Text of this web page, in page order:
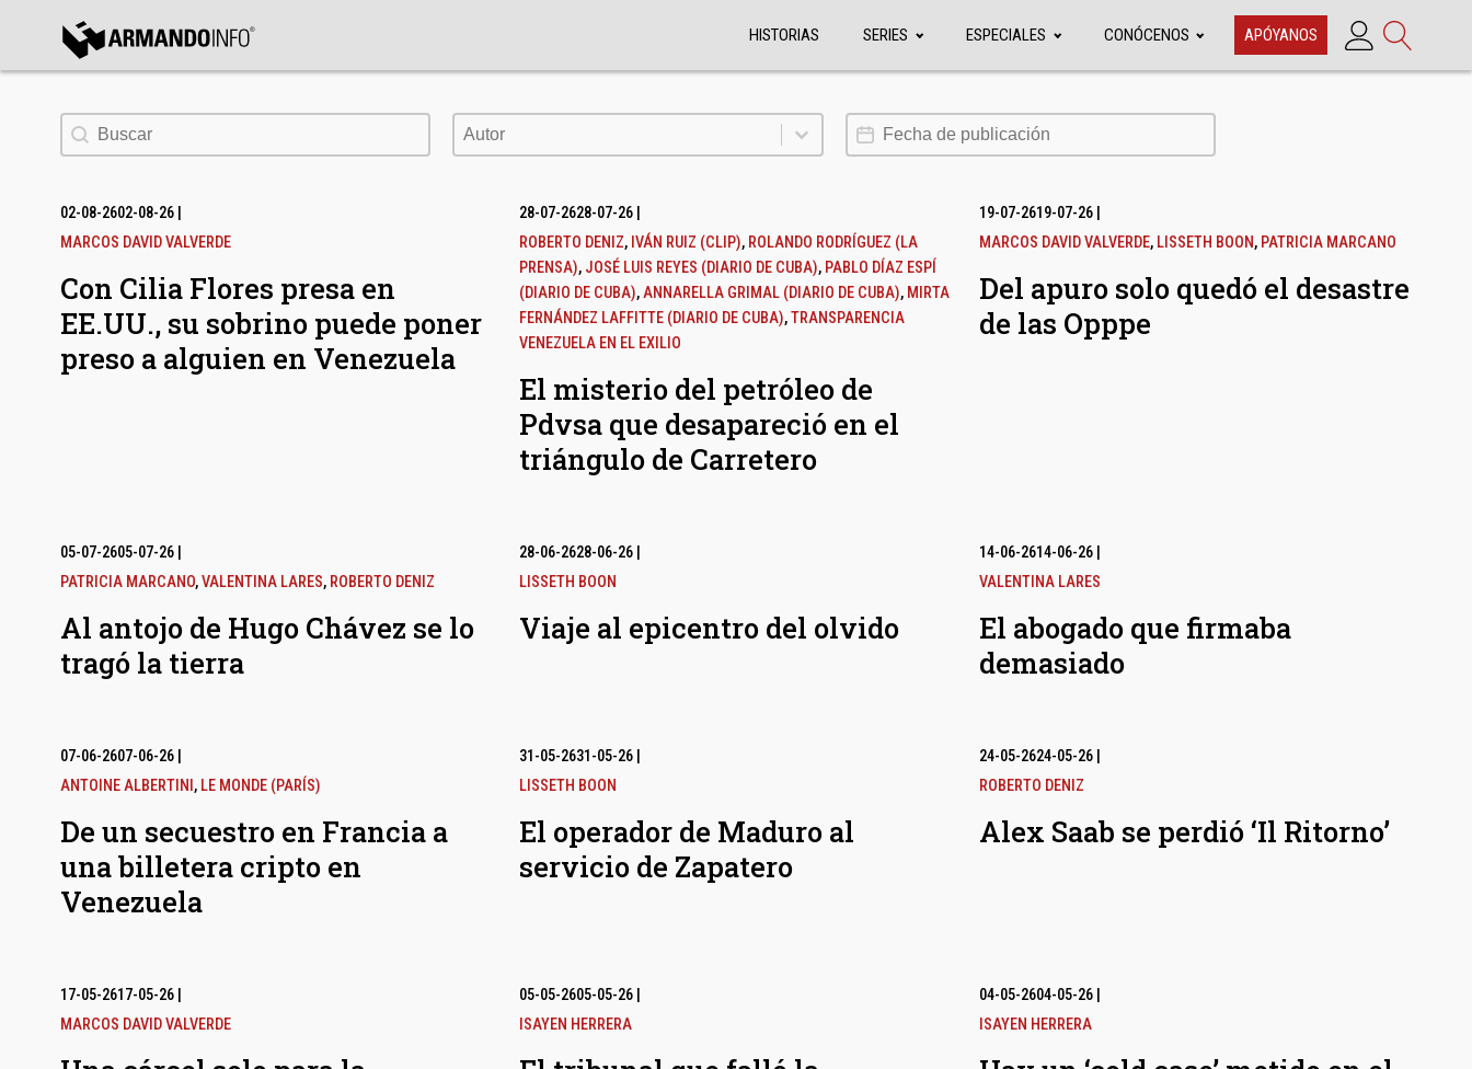
HISTORIAS SERIES ESPECIALES CONÓCENOS APÓYANOS
Buscar Autor
Autor Fecha de publicación
02-08-2602-08-26|
MARCOS DAVID VALVERDE
Con Cilia Flores presa en
EE.UU., su sobrino puede poner
preso a alguien en Venezuela
28-07-2628-07-26
ROBERTO DENIZ, IVÁN RUIZ (CLIP), ROLANDO RODRÍGUEZ (LA
PRENSA), JOSÉ LUIS REYES (DIARIO DE CUBA), PABLO DÍAZ ESPÍ
(DIARIO DE CUBA),ANNARELLA GRIMAL (DIARIO DE CUBA), MIRTA
FERNÁNDEZ LAFFITTE (DIARIO DE CUBA),TRANSPARENCIA
VENEZUELA EN EL EXILIO
El misterio del petróleo de
Pdvsa que desapareció en el
triángulo de Carretero
19-07-2619-07-26|
MARCOS DAVID VALVERDE, LISSETH BOON, PATRICIA MARCANO
Del apuro solo quedó el desastre
de las Opppe
05-07-2605-07-26|
PATRICIA MARCANO,VALENTINA LARES, ROBERTO DENIZ
Al antojo de Hugo Chávez se lo
tragó la tierra
28-06-2628-06-26
LISSETH BOON
Viaje al epicentro del olvido
14-06-2614-06-26|
VALENTINA LARES
El abogado que firmaba
demasiado
07-06-2607-06-26|
ANTOINE ALBERTINI , LE MONDE (PARÍS)
De un secuestro en Francia a
una billetera cripto en
Venezuela
31-05-2631-05-26
LISSETH BOON
El operador de Maduro al
servicio de Zapatero
24-05-2624-05-26|
ROBERTO DENIZ
Alex Saab se perdió ‘Il Ritorno’
17-05-2617-05-26|
MARCOS DAVID VALVERDE
05-05-2605-05-26
ISAYEN HERRERA
04-05-2604-05-26|
ISAYEN HERRERA